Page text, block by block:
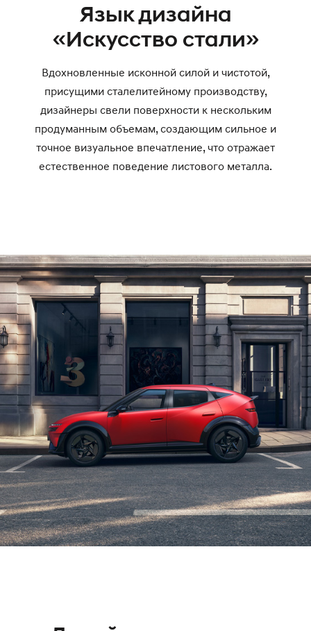
Язык дизайна
«Искусство стали»
Вдохновленные исконной силой и чистотой,
присущими сталелитейному производству,
дизайнеры свели поверхности к нескольким
продуманным объемам, создающим сильное и
точное визуальное впечатление, что отражает
естественное поведение листового металла.